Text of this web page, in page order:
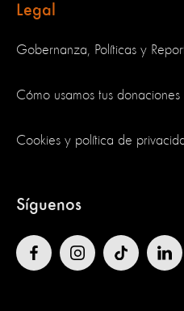
Legal
Gobernanza, Políticas y
Cómo usamos tus donaciones
Cookies y política de
Síguenos